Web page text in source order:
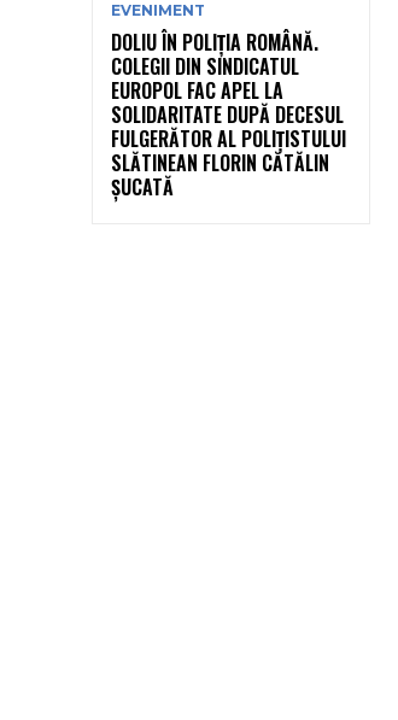
EVENIMENT
DOLIU ÎN POLIȚIA ROMÂNĂ.
COLEGII DIN SINDICATUL
EUROPOL FAC APEL LA
SOLIDARITATE DUPĂ DECESUL
FULGERĂTOR AL POLIȚISTULUI
SLĂTINEAN FLORIN CĂTĂLIN
ȘUCATĂ